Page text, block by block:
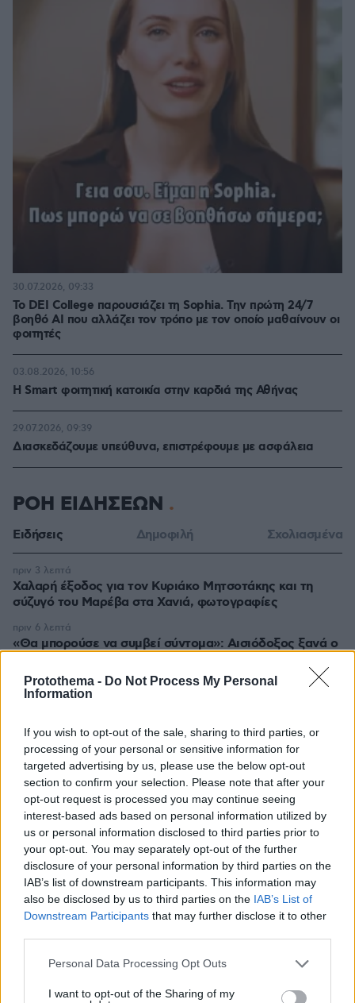
Protothema - Do Not Process My Personal
Information
If you wish to opt-out of the sale, sharing to third parties, or
processing of your personal or sensitive information for
targeted advertising by us, please use the below opt-out
section to confirm your selection. Please note that after your
opt-out request is processed you may continue seeing
interest-based ads based on personal information utilized by
us or personal information disclosed to third parties prior to
your opt-out. You may separately opt-out of the further
disclosure of your personal information by third parties on the
IAB’s list of downstream participants. This information may
also be disclosed by us to third parties on the IAB’s List of
Downstream Participants that may further disclose it to other
Please note that this website/app uses one or more Google
not limited to your visit or usage behaviour. You may click to
Personal Data Processing Opt Outs
I want to opt-out of the Sharing of my
Το DEI College παρουσιάζει τη Sophia. Την πρώτη 24/7
βοηθό AI που αλλάζει τον τρόπο με τον οποίο μαθαίνουν οι
φοιτητές
30.07.2026, 09:33
Η Smart φοιτητική κατοικία στην καρδιά της Αθήνας
03.08.2026, 10:56
Διασκεδάζουμε υπεύθυνα, επιστρέφουμε με ασφάλεια
29.07.2026, 09:39
ΡΟΗ ΕΙΔΗΣΕΩΝ
Ειδήσεις Δημοφιλή Σχολιασμένα
Χαλαρή έξοδος για τον Κυριάκο Μητσοτάκης και τη
σύζυγό του Μαρέβα στα Χανιά, φωτογραφίες
πριν 3 λεπτά
«Θα μπορούσε να συμβεί σύντομα»: Αισιόδοξος ξανά ο
νομίζω ότι μπορούν ν' αντέξουν πολύ ακόμα»
πριν 6 λεπτά
πριν 17 λεπτά
Ο Τραμπ θα απαγορεύσει τη χορήγηση υπηκοότητας στα
παιδιά αλλοδαπών που πηγαίνουν στις ΗΠΑ για να
γεννήσουν
πριν 18 λεπτά
Πώς θα βοηθήσετε τη γάτα σας να συνηθίσει το κλουβί
της
πριν 30 λεπτά
Κόπωση της Wall Street μετά τα ρεκόρ εν μέσω
αβεβαιότητας για το Ιράν, το πετρέλαιο και τη Fed
πριν 38 λεπτά
επίθεση στη Marfin, δείτε βίντεο και φωτογραφίες
πριν 44 λεπτά